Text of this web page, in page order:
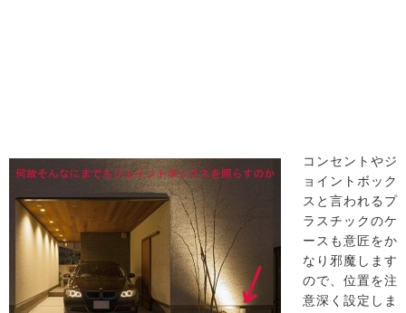
コンセントやジ
ョイントボック
スと言われるプ
ラスチックのケ
ースも意匠をか
なり邪魔します
ので、位置を注
意深く設定しま